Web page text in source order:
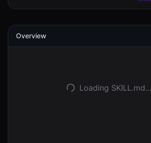
Dokumentation
Loslegen
Overview
Loading SKILL.md...